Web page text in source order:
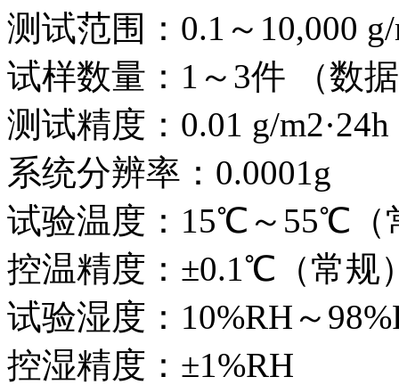
测试范围：0.1～10,000
试样数量：1～3件 （数
测试精度：0.01 g/m2·24h
系统分辨率：0.0001g
试验温度：15℃～55℃（
控温精度：±0.1℃（常规
试验湿度：10%RH～
控湿精度：±1%RH